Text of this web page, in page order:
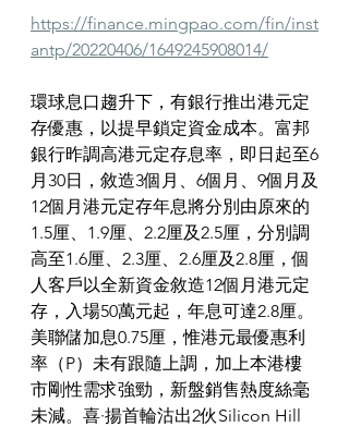
https://finance.mingpao.com/fin/inst
antp/20220406/1649245908014/
環球息口趨升下，有銀行推出港元定
存優惠，以提早鎖定資金成本。富邦
銀行昨調高港元定存息率，即日起至6
月30日，敘造3個月、6個月、9個月及
12個月港元定存年息將分別由原來的
1.5厘、1.9厘、2.2厘及2.5厘，分別調
高至1.6厘、2.3厘、2.6厘及2.8厘，個
人客戶以全新資金敘造12個月港元定
存，入場50萬元起，年息可達2.8厘。
美聯儲加息0.75厘，惟港元最優惠利
率（P）未有跟隨上調，加上本港樓
市剛性需求強勁，新盤銷售熱度絲毫
未減。喜·揚首輪沽出2伙Silicon Hill